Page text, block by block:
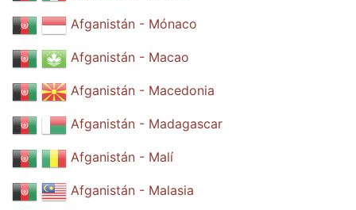
Afganistán - Mónaco
Afganistán - Macao
Afganistán - Macedonia
Afganistán - Madagascar
Afganistán - Malí
Afganistán - Malasia